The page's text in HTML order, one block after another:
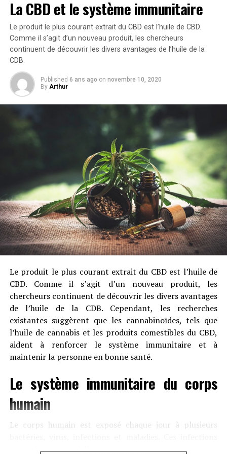
comporte un écran lumineux au moins une heure avant
de vous coucher.
Si vous souhaitez essayer le CDB, nous vous
recommandons les Renouvellements à base de plantes :
Spray à l’huile de chanvre 100 mg de CBD, 500 mg de
CBD pour sa facilité d’utilisation et ses résultats rapides
– un complément parfait à votre rituel du coucher.
2. Routines après l’entraînement
populaires
chaque
année
concernent
la remise en
forme. Sur
le chemin
de la remise en forme, vous serez probablement
confronté à de nombreux malaises musculaires, qui
peuvent ralentir vos séances d’entraînement et vous
décourager de maintenir un programme d’exercices
régulier.
Si les huiles et teintures à base de CBD sont toujours une
option, les crèmes topiques infusées au CBD offrent des
propriétés apaisantes plus localisées, car elles n’ont pas
que les mécanismes d’action exacts nécessitent encore
des recherches, certaines études suggèrent que le CBD
pourrait contribuer à augmenter les niveaux naturels
d’endocannabinoïdes connus pour soulager la douleur.
La CBD et le système immunitaire
Le produit le plus courant extrait du CBD est l’huile de CBD.
Comme il s’agit d’un nouveau produit, les chercheurs
continuent de découvrir les divers avantages de l’huile de la
CDB.
Published 6 ans ago on novembre 10, 2020
By Arthur
Le produit le plus courant extrait du CBD est l’huile de
CBD. Comme il s’agit d’un nouveau produit, les
chercheurs continuent de découvrir les divers avantages
de l’huile de la CDB. Cependant, les recherches
existantes suggèrent que les cannabinoïdes, tels que
l’huile de cannabis et les produits comestibles du CBD,
aident à renforcer le système immunitaire et à
maintenir la personne en bonne santé.
Le système immunitaire du corps
humain
Le corps humain est exposé chaque jour à plusieurs
pourraient potentiellement nous tuer si notre corps ne